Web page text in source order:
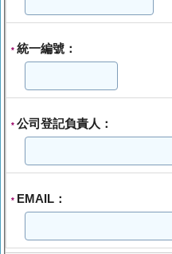
* 統一編號：
* 公司登記負責人：
* EMAIL：